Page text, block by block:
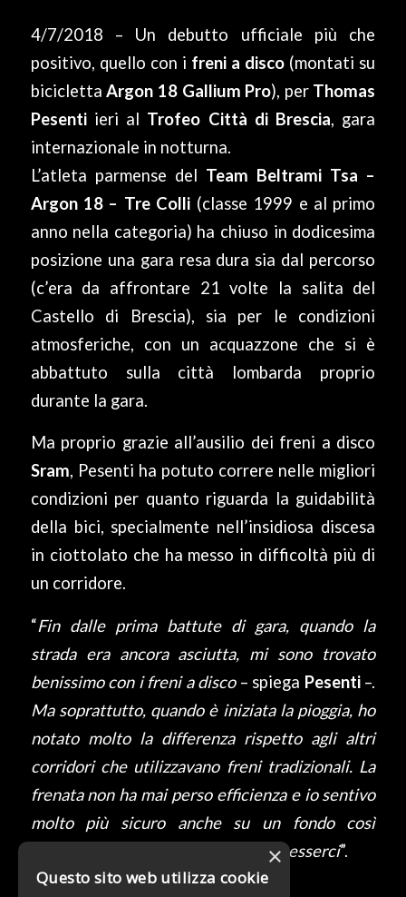
4/7/2018 – Un debutto ufficiale più che
positivo, quello con i freni a disco (montati su
biciclettaArgon 18 Gallium Pro), per Thomas
Pesentiieri al Trofeo Città di Brescia, gara
internazionale in notturna.
L’atleta parmense del Team Beltrami Tsa –
Argon 18 – Tre Colli (classe 1999 e al primo
anno nella categoria) ha chiuso in dodicesima
posizione una gara resa dura sia dal percorso
(c’era da affrontare 21 volte la salita del
Castello di Brescia), sia per le condizioni
atmosferiche, con un acquazzone che si è
abbattuto sulla città lombarda proprio
durante la gara.
Ma proprio grazie all’ausilio dei freni a disco
Sram, Pesenti ha potuto correre nelle migliori
condizioni per quanto riguarda la guidabilità
della bici, specialmente nell’insidiosa discesa
in ciottolato che ha messo in difficoltà più di
un corridore.
“Fin dalle prima battute di gara, quando la
strada era ancora asciutta, mi sono trovato
benissimo con i freni a disco– spiega Pesenti–.
Ma soprattutto, quando è iniziata la pioggia, ho
notato molto la differenza rispetto agli altri
corridori che utilizzavano freni tradizionali. La
frenata non ha mai perso efficienza e io sentivo
molto più sicuro anche su un fondo così
scivoloso. Miglior inizio non poteva esserci”.
×
Questo sito web utilizza cookie